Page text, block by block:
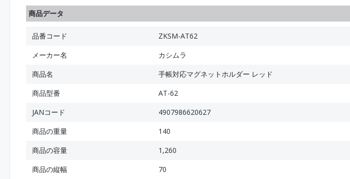
商品データ
品番コード
ZKSM-AT62
メーカー名
カシムラ
商品名
手帳対応マグネットホルダー レッド
商品型番
AT-62
JANコード
4907986620627
商品の重量
140
商品の容量
1,260
商品の縦幅
70